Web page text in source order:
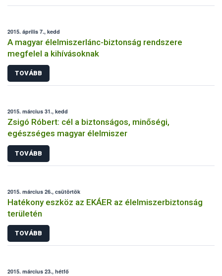
a szükséges intézkedéseket haladéktalanul megtette, elrendelte az
2015. április 7., kedd
A magyar élelmiszerlánc-biztonság rendszere
megfelel a kihívásoknak
TOVÁBB
2015. március 31., kedd
Zsigó Róbert: cél a biztonságos, minőségi,
egészséges magyar élelmiszer
TOVÁBB
2015. március 26., csütörtök
Hatékony eszköz az EKÁER az élelmiszerbiztonság
területén
TOVÁBB
2015. március 23., hétfő